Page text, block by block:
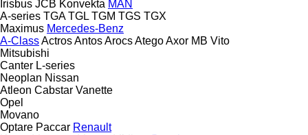
Irisbus JCB Konvekta MAN
A-series TGA TGL TGM TGS TGX
Maximus Mercedes-Benz
A-ClassActrosAntosArocsAtegoAxor MB Vito
Mitsubishi
Canter L-series
Neoplan Nissan
Atleon Cabstar Vanette
Opel
Movano
Optare Paccar Renault